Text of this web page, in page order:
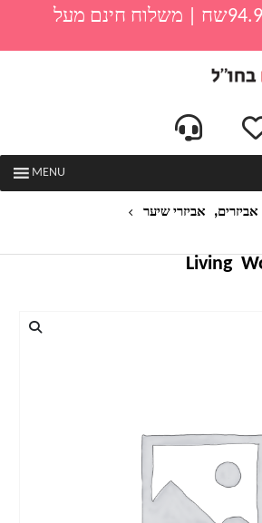
מינימום הזמנה 94.99שח | משלוח חינם מעל
MENU
אביזרים, אביזרי שיער
Living